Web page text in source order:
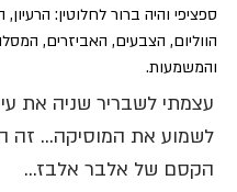
ספציפי והיה ברור לחלוטין:
הווליום, הצבעים, האביזרים,
והמשמעות.
עצמתי לשבריר שניה את
לשמוע את המוסיקה… זה
הקסם של אלבר אלבז…